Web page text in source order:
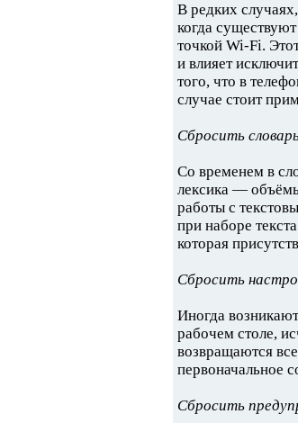
В редких
когда
точкой Wi-Fi.
и влияет
того, что в
случае стоит
Сбросить
Со временем в
лексика —
работы с
при наборе
которая
Сбросить
Иногда
рабочем столе,
возвращаются
первоначальное
Сбросить